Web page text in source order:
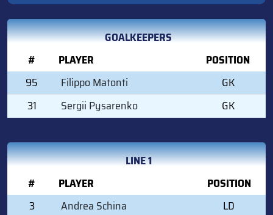
GOALKEEPERS
#
PLAYER
POSITION
95
Filippo Matonti
GK
31
Sergii Pysarenko GK
LINE 1
#
PLAYER
POSITION
3
Andrea Schina
LD